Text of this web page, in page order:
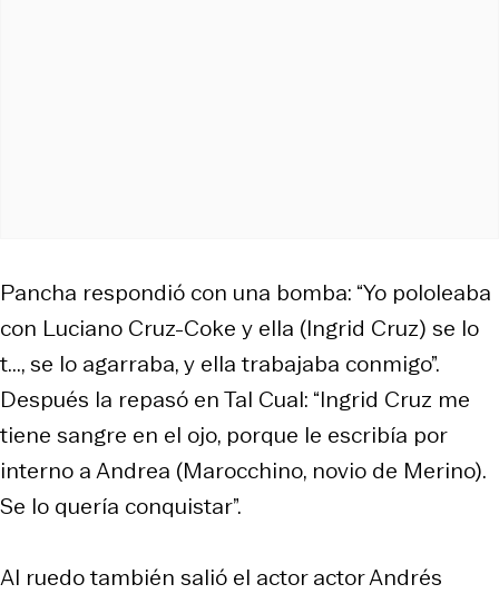
Pancha respondió con una bomba: “Yo pololeaba
con Luciano Cruz-Coke y ella (Ingrid Cruz) se lo
t..., se lo agarraba, y ella trabajaba conmigo”.
Después la repasó en Tal Cual: “Ingrid Cruz me
tiene sangre en el ojo, porque le escribía por
interno a Andrea (Marocchino, novio de Merino).
Se lo quería conquistar”.
Al ruedo también salió el actor actor Andrés